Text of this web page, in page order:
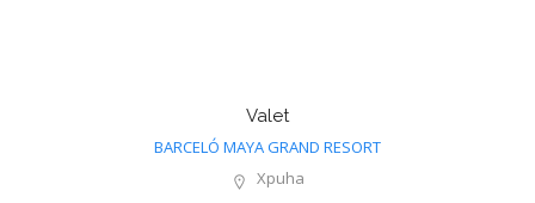
Valet
BARCELÓ MAYA GRAND RESORT
Xpuha